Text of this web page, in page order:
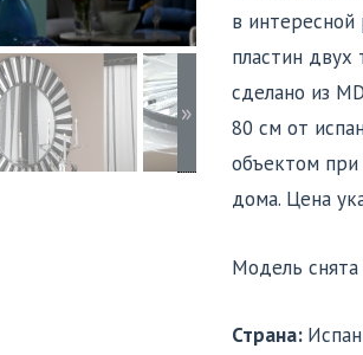
»
в
пластин двух
сделано из
80 см от
объектом
дома. Цена
Модель
Страна: